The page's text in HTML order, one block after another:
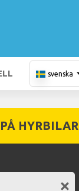
svenska
HYRBILAR